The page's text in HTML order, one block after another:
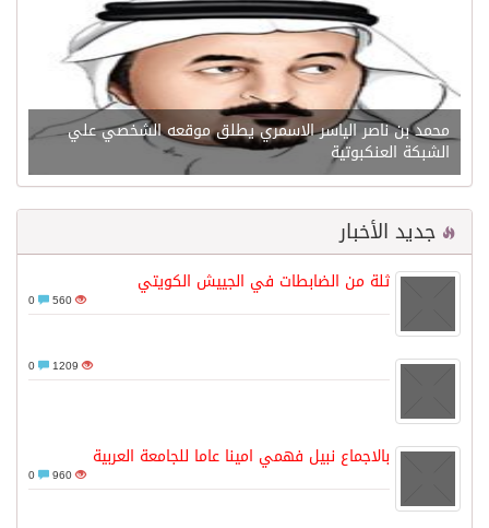
محمد بن ناصر الياسر الاسمري يطلق موقعه الشخصي علي
الشبكة العنكبوتية
جديد الأخبار
ثلة من الضابطات في الجييش الكويتي
560
1209
بالاجماع نبيل فهمي امينا عاما للجامعة العربية
960